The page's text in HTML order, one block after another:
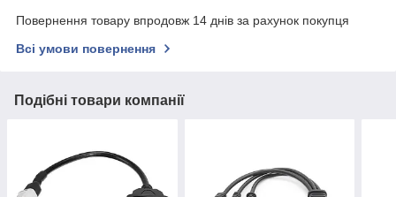
Повернення товару впродовж 14 днів за рахунок покупця
Всі умови повернення
Подібні товари компанії